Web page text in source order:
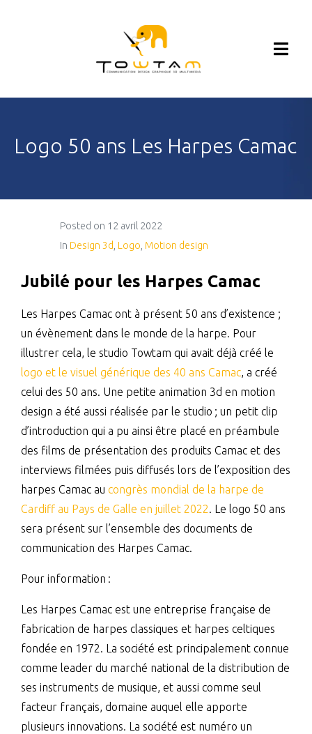
Logo 50 ans Les Harpes Camac
Posted on 12 avril 2022
In Design 3d, Logo, Motion design
Jubilé pour les Harpes Camac
Les Harpes Camac ont à présent 50 ans d’existence ;
un évènement dans le monde de la harpe. Pour
illustrer cela, le studio Towtam qui avait déjà créé le
logo et le visuel générique des 40 ans Camac, a créé
celui des 50 ans. Une petite animation 3d en motion
design a été aussi réalisée par le studio ; un petit clip
d’introduction qui a pu ainsi être placé en préambule
des films de présentation des produits Camac et des
interviews filmées puis diffusés lors de l’exposition des
harpes Camac au congrès mondial de la harpe de
Cardiff au Pays de Galle en juillet 2022. Le logo 50 ans
sera présent sur l’ensemble des documents de
communication des Harpes Camac.
Pour information :
Les Harpes Camac est une entreprise française de
fabrication de harpes classiques et harpes celtiques
fondée en 1972. La société est principalement connue
comme leader du marché national de la distribution de
ses instruments de musique, et aussi comme seul
facteur français, domaine auquel elle apporte
plusieurs innovations. La société est numéro un